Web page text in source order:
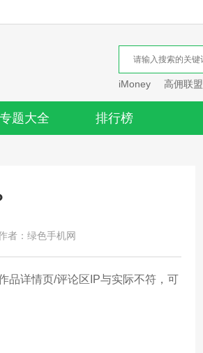
iMoney 高佣联盟
专题大全 排行榜
者：绿色手机网
详情页/评论区IP与实际不符，可